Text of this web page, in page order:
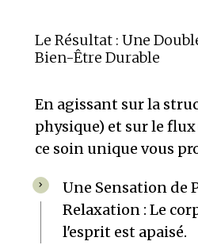
Le Résultat : Une
Bien-Être Durable
En agissant sur la
physique) et sur le
ce soin unique vous
Une Sensation de
Relaxation : Le
l'esprit est apaisé.